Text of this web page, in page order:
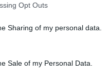
Opt Outs
Sharing of my personal data.
Sale of my Personal Data.